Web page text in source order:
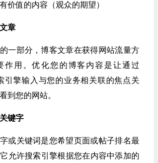
价值的内容（观众的期望）
章
一部分，博客文章在获得网站流量方
作用。优化您的博客内容是让通过
引擎输入与您的业务相关联的焦点关
到您的网站。
键字
或关键词是您希望页面或帖子排名最
允许搜索引擎根据您在内容中添加的